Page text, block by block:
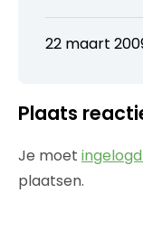
22 maart
Plaats
Je moet
plaatsen.